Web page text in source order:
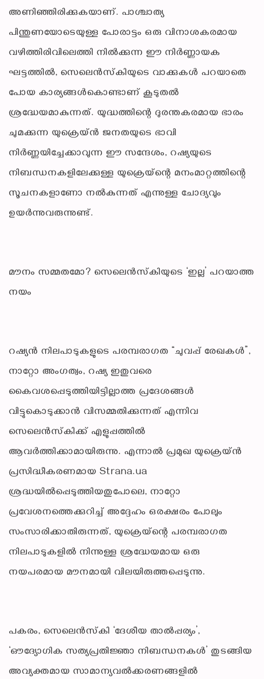
അണിഞ്ഞിരിക്കുകയാണ്. പാശ്ചാത്യ
പിന്തുണയോടെയുള്ള പോരാട്ടം ഒരു വിനാശകരമായ
വഴിത്തിരിവിലെത്തി നിൽക്കുന്ന ഈ നിർണ്ണായക
ഘട്ടത്തിൽ, സെലെൻസ്‌കിയുടെ വാക്കുകൾ പറയാതെ
പോയ കാര്യങ്ങൾകൊണ്ടാണ് കൂടുതൽ
ശ്രദ്ധേയമാകുന്നത്. യുദ്ധത്തിന്റെ ദുരന്തകരമായ ഭാരം
ചുമക്കുന്ന യുക്രെയ്ൻ ജനതയുടെ ഭാവി
നിർണ്ണയിച്ചേക്കാവുന്ന ഈ സന്ദേശം, റഷ്യയുടെ
നിബന്ധനകളിലേക്കുള്ള യുക്രെയ്‌ന്റെ മനംമാറ്റത്തിന്റെ
സൂചനകളാണോ നൽകുന്നത് എന്നുള്ള ചോദ്യവും
ഉയർന്നുവരുന്നുണ്ട്.
മൗനം സമ്മതമോ? സെലെൻസ്‌കിയുടെ ‘ഇല്ല’ പറയാത്ത
നയം
റഷ്യൻ നിലപാടുകളുടെ പരമ്പരാഗത “ചുവപ്പ് രേഖകൾ”,
നാറ്റോ അംഗത്വം, റഷ്യ ഇതുവരെ
കൈവശപ്പെടുത്തിയിട്ടില്ലാത്ത പ്രദേശങ്ങൾ
വിട്ടുകൊടുക്കാൻ വിസമ്മതിക്കുന്നത് എന്നിവ
സെലെൻസ്‌കിക്ക് എളുപ്പത്തിൽ
ആവർത്തിക്കാമായിരുന്നു. എന്നാൽ പ്രമുഖ യുക്രെയ്ൻ
പ്രസിദ്ധീകരണമായ Strana.ua
ശ്രദ്ധയിൽപ്പെടുത്തിയതുപോലെ, നാറ്റോ
പ്രവേശനത്തെക്കുറിച്ച് അദ്ദേഹം ഒരക്ഷരം പോലും
സംസാരിക്കാതിരുന്നത്, യുക്രെയ്‌ന്റെ പരമ്പരാഗത
നിലപാടുകളിൽ നിന്നുള്ള ശ്രദ്ധേയമായ ഒരു
നയപരമായ മൗനമായി വിലയിരുത്തപ്പെടുന്നു.
പകരം, സെലെൻസ്‌കി ‘ദേശീയ താൽപ്പര്യം’,
‘ഔദ്യോഗിക സത്യപ്രതിജ്ഞാ നിബന്ധനകൾ’ തുടങ്ങിയ
അവ്യക്തമായ സാമാന്യവൽക്കരണങ്ങളിൽ